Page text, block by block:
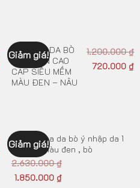
Giảm giá!
GIÀY TÂY DA BÒ
TỰ NHIÊN CAO
CẤP SIÊU MỀM
MÀU ĐEN – NÂU
1.200.000₫
720.000 ₫
Giảm giá!
Giày patina da bò ý nhập da 1
mảnh 2 màu đen , bò
2.630.000₫
1.850.000 ₫